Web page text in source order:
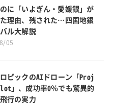
に「いよぎん・愛媛銀」が
理由、残された…四国地銀
ル大解説
05
ピックのAIドローン「Proj
」、成功率0％でも驚異的
行の実力